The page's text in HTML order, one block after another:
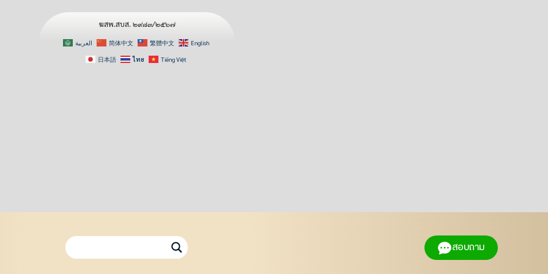
ฆสพ.สบส. ๒๙๘๓/๒๕๖๗
العربية 简体中文 繁體中文 English
日本語 ไทย Tiếng Việt
สอบถาม